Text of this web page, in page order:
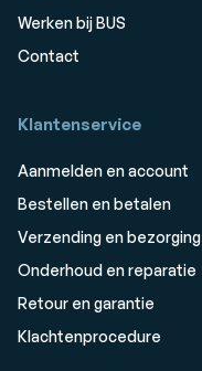
Werken bij BUS
Contact
Klantenservice
Aanmelden en account
Bestellen en betalen
Verzending en bezorging
Onderhoud en reparatie
Retour en garantie
Klachtenprocedure